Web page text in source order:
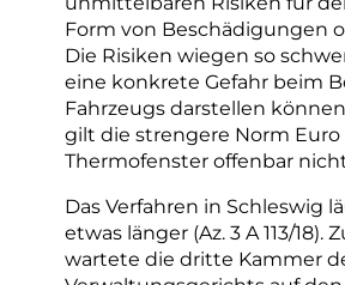
Form von Beschädigungen
Die Risiken wiegen so
eine konkrete Gefahr beim
Fahrzeugs darstellen
gilt die strengere Norm Euro
Thermofenster offenbar
Das Verfahren in Schleswig
etwas länger (Az. 3 A 113/18).
wartete die dritte Kammer